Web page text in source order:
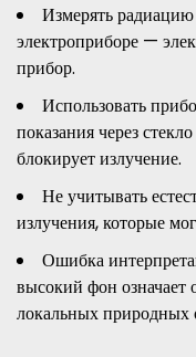
Измерять
электроприборе —
прибор.
Использовать
показания через
блокирует излучение.
Не учитывать
излучения, которые
Ошибка
высокий фон означает
локальных природных